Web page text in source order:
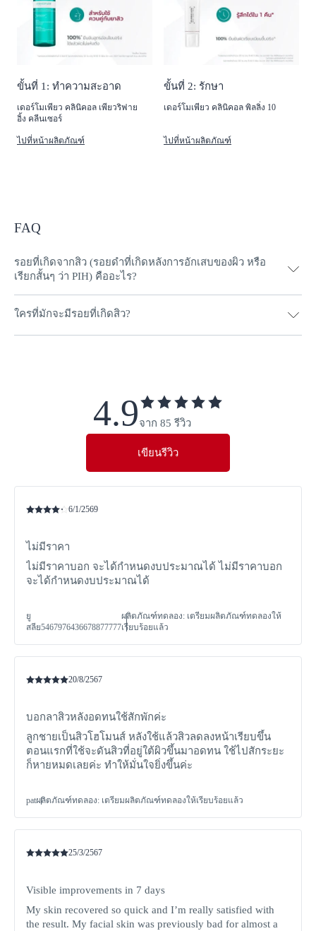
ขั้นที่ 1: ทำความสะอาด
เดอร์โมเพียว คลินิคอล เพียวริฟาย
อิ้ง คลีนเซอร์
ไปที่หน้าผลิตภัณฑ์
ขั้นที่ 2: รักษา
เดอร์โมเพียว คลินิคอล พิลลิ่ง 10
ไปที่หน้าผลิตภัณฑ์
FAQ
รอยที่เกิดจากสิว (รอยดำที่เกิดหลังการอักเสบของผิว หรือ
เรียกสั้นๆ ว่า PIH) คืออะไร?
PIH คือ การที่ผิวสร้างเม็ดสีมากผิดปกติ ซึ่งโดยส่วนใหญ่เกิดจาก
กระตุ้นเมลาโนไซต์ (เซลล์ที่ผลิตเมลานิน) เพื่อให้ปล่อยเมลาโน
โซม (เม็ดสี) ออกมาเกินปกติ เม็ดสีส่วนเกินนี้ทำให้ผิวบริเวณที่เคย
อักเสบมีสีเข้มขึ้นผิดปกติ หลังจากสิวหรือรอยอักเสบหายไปแล้ว
โดยทำให้จุดด่างดำเข้มขึ้นและเวลาฟื้นตัวนานกว่าเดิม แม้ว่า
PIH จากสิวมักจางลงค่อยๆจางลงเองตามเวลา แต่บางกรณีอาจใช้
*Abad-Casintahan, F. et al., “Frequency and Characteristics of
Acne-Related Post-Inflammatory Hyperpigmentation.” J
Dermatol. 2016; 43:826–828.
ใครที่มักจะมีรอยที่เกิดสิว?
ผลกระทบทางอารมณ์มากกว่าปัญหาสิวเสียอีก ทั้งผู้ชายและผู้
หญิงมีโอกาสเกิดได้เท่าๆกัน และสามารถเกิดได้กับทุกสภาพผิว
แม้ว่าจะพบได้บ่อยกว่าในผู้ที่มีโทนผิวสีเข้ม โดย มากกว่า 65%
ชาวเชื้อสายสเปน 47% สำหรับชาวเอเชีย และ 25% ของชาวผิว
ขาว* สิ่งนี้แสดงให้เห็นว่าเราจำเป็นต้องมีการผลิตภัณฑ์ดูแลผิวที่
* Kaufman et al., Am J Clin Dermatol. 2018; 19:489–503,
4.9จาก 85 รีวิว
เขียนรีวิว
6/1/2569
ไม่มีราคา
ไม่มีราคาบอก จะได้กำหนดงบประมาณได้ ไม่มีราคาบอก
จะได้กำหนดงบประมาณได้
ยู
สลีย5467976436678877777
ผลิตภัณฑ์ทดลอง: เตรียมผลิตภัณฑ์ทดลองให้
เรียบร้อยแล้ว
20/8/2567
บอกลาสิวหลังอดทนใช้สักพักค่ะ
ลูกชายเป็นสิวโฮโมนส์ หลังใช้แล้วสิวลดลงหน้าเรียบขึ้น
ตอนแรกที่ใช้จะดันสิวที่อยู่ใต้ผิวขึ้นมาอดทน ใช้ไปสักระยะ
ก็หายหมดเลยค่ะ ทำให้มั่นใจยิ่งขึ้นค่ะ
patผลิตภัณฑ์ทดลอง: เตรียมผลิตภัณฑ์ทดลองให้เรียบร้อยแล้ว
25/3/2567
Visible improvements in 7 days
My skin recovered so quick and I’m really satisfied with
the result. My facial skin was previously bad for almost a